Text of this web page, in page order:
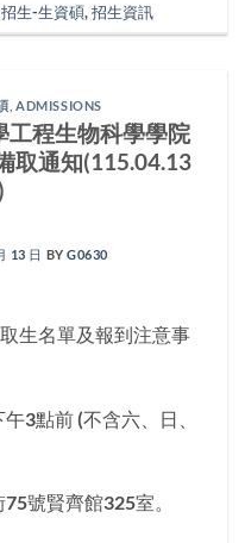
招生-生資碩,招生資訊
,ADMISSIONS
工程生物科學學院
取通知(115.04.13
13 日 BYG0630
生名單及報到注意事
3點前 (不含六、日、
號賢齊館325室。